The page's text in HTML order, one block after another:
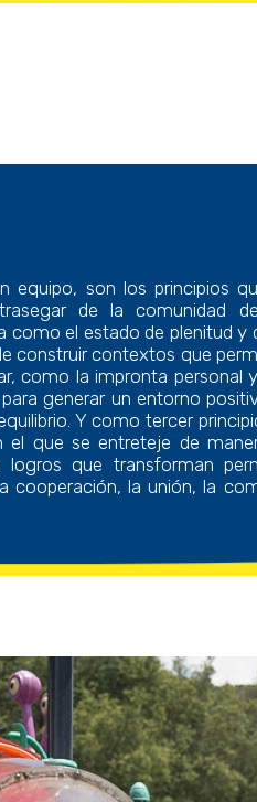
equipo, son los principios
de la comunidad
como el estado de plenitud y
construir contextos que
como la impronta personal
generar un entorno
Y como tercer
el que se entreteje de
que transforman
cooperación, la unión, la